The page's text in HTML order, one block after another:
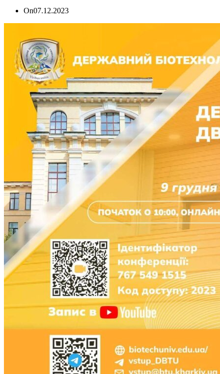
On07.12.2023